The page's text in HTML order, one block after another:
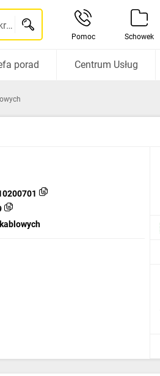
Szukaj po nazwie, indeksie, producencie, kodzie kreskowym...
Pomoc Schowek
porad Centrum Usług